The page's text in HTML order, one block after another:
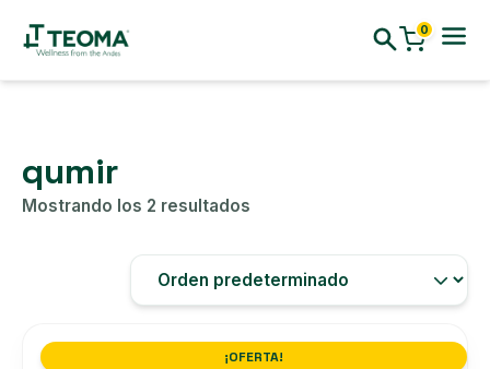
0
qumir
Mostrando los 2 resultados
¡OFERTA!